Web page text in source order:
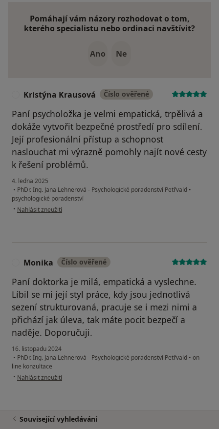
Pomáhají vám názory rozhodovat o tom,
kterého specialistu nebo ordinaci navštívit?
Ano Ne
Kristýna Krausová Číslo ověřené
Paní psycholožka je velmi empatická, trpělivá a
dokáže vytvořit bezpečné prostředí pro sdílení.
Její profesionální přístup a schopnost
naslouchat mi výrazně pomohly najít nové cesty
k řešení problémů.
4. ledna 2025
• PhDr. Ing. Jana Lehnerová - Psychologické poradenství Petřvald •
psychologické poradenství
• podle názoru uživatele Kristýna Krausová
Nahlásit zneužití
Monika Číslo ověřené
Paní doktorka je milá, empatická a vyslechne.
Líbil se mi její styl práce, kdy jsou jednotlivá
sezení strukturovaná, pracuje se i mezi nimi a
přichází jak úleva, tak máte pocit bezpečí a
naděje. Doporučuji.
16. listopadu 2024
• PhDr. Ing. Jana Lehnerová - Psychologické poradenství Petřvald • on-
line konzultace
• podle názoru uživatele Monika
Nahlásit zneužití
Související vyhledávání